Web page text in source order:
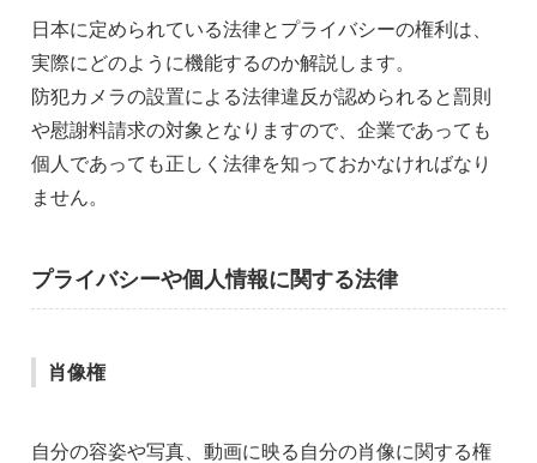
日本に定められている法律とプライバシーの権利は、
実際にどのように機能するのか解説します。
防犯カメラの設置による法律違反が認められると罰則
や慰謝料請求の対象となりますので、企業であっても
個人であっても正しく法律を知っておかなければなり
ません。
プライバシーや個人情報に関する法律
肖像権
自分の容姿や写真、動画に映る自分の肖像に関する権